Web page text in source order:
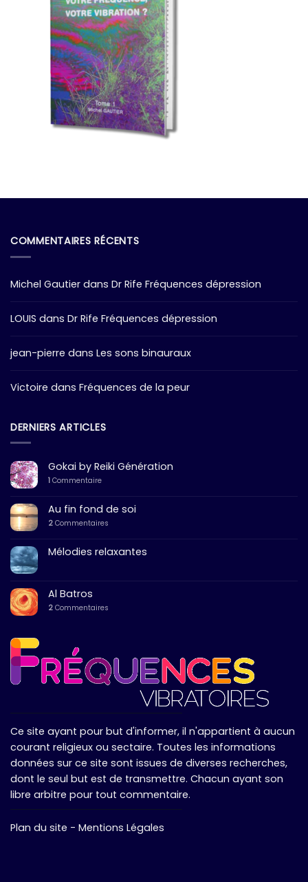
COMMENTAIRES RÉCENTS
Michel Gautier dans Dr Rife Fréquences dépression
LOUIS dans Dr Rife Fréquences dépression
jean-pierre dans Les sons binauraux
Victoire dans Fréquences de la peur
DERNIERS ARTICLES
Gokai by Reiki Génération
1 Commentaire
Au fin fond de soi
2 Commentaires
Mélodies relaxantes
Al Batros
2 Commentaires
Ce site ayant pour but d'informer, il n'appartient à aucun
courant religieux ou sectaire. Toutes les informations
données sur ce site sont issues de diverses recherches,
dont le seul but est de transmettre. Chacun ayant son
libre arbitre pour tout commentaire.
Plan du site - Mentions Légales